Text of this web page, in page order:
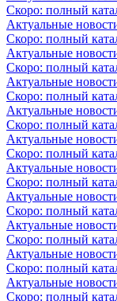
Скоро: полный
Актуальные
Скоро: полный
Актуальные
Скоро: полный
Актуальные
Скоро: полный
Актуальные
Скоро: полный
Актуальные
Скоро: полный
Актуальные
Скоро: полный
Актуальные
Скоро: полный
Актуальные
Скоро: полный
Актуальные
Скоро: полный
Актуальные
Скоро: полный